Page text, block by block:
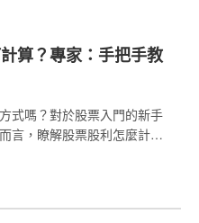
算？專家：手把手教
式嗎？對於股票入門的新手
言，瞭解股票股利怎麼計算
影響股價與領股利的流程。
配置更